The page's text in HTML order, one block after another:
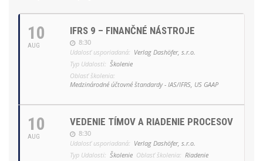
10
AUG
IFRS 9 – FINANČNÉ NÁSTROJE
8:30
Udalosť usporiadaná: Verlag Dashöfer, s.r.o.
Typ Udalosti: Školenie
Oblasť školenia:
Medzinárodné účtovné štandardy - IAS/IFRS, US GAAP
10
AUG
VEDENIE TÍMOV A RIADENIE PROCESOV
8:30
Udalosť usporiadaná: Verlag Dashöfer, s.r.o.
Typ Udalosti: Školenie Oblasť školenia: Riadenie